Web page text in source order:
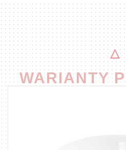
WARIANTY